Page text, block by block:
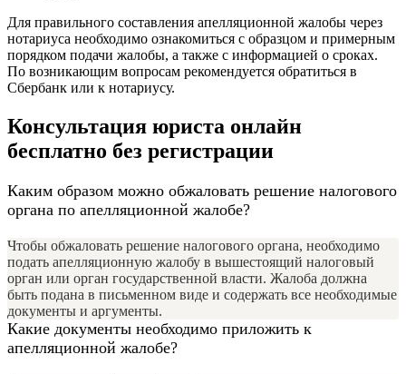
Для правильного составления апелляционной жалобы через
нотариуса необходимо ознакомиться с образцом и примерным
порядком подачи жалобы, а также с информацией о сроках.
По возникающим вопросам рекомендуется обратиться в
Сбербанк или к нотариусу.
Консультация юриста онлайн
бесплатно без регистрации
Каким образом можно обжаловать решение налогового
органа по апелляционной жалобе?
Чтобы обжаловать решение налогового органа, необходимо
подать апелляционную жалобу в вышестоящий налоговый
орган или орган государственной власти. Жалоба должна
быть подана в письменном виде и содержать все необходимые
документы и аргументы.
Какие документы необходимо приложить к
апелляционной жалобе?